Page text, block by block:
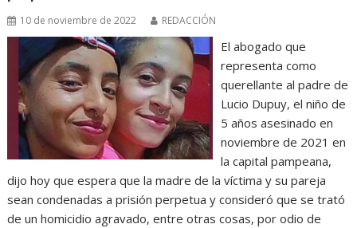
10 de noviembre de 2022 REDACCIÓN
El abogado que
representa como
querellante al padre de
Lucio Dupuy, el niño de
5 años asesinado en
noviembre de 2021 en
la capital pampeana,
dijo hoy que espera que la madre de la víctima y su pareja
sean condenadas a prisión perpetua y consideró que se trató
de un homicidio agravado, entre otras cosas, por odio de